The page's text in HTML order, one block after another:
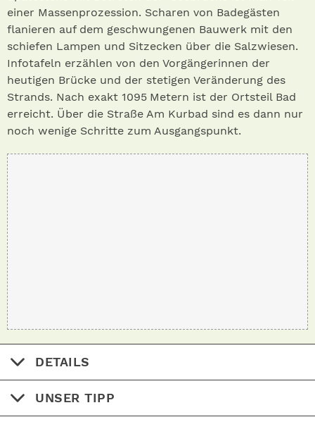
einer Massenprozession. Scharen von Badegästen
flanieren auf dem geschwungenen Bauwerk mit den
schiefen Lampen und Sitzecken über die Salzwiesen.
Infotafeln erzählen von den Vorgängerinnen der
heutigen Brücke und der stetigen Veränderung des
Strands. Nach exakt 1095 Metern ist der Ortsteil Bad
erreicht. Über die Straße Am Kurbad sind es dann nur
noch wenige Schritte zum Ausgangspunkt.
DETAILS
UNSER TIPP